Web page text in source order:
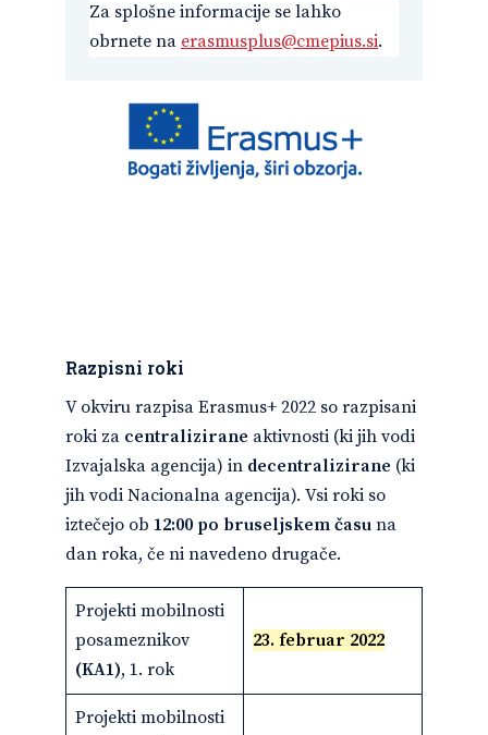
Za splošne informacije se lahko
obrnete na erasmusplus@cmepius.si.
Razpisni roki
V okviru razpisa Erasmus+ 2022 so razpisani
roki za centralizirane aktivnosti (ki jih vodi
Izvajalska agencija) in decentralizirane (ki
jih vodi Nacionalna agencija). Vsi roki so
iztečejo ob 12:00 po bruseljskem času na
dan roka, če ni navedeno drugače.
Projekti mobilnosti
posameznikov
(KA1), 1. rok
23. februar 2022
Projekti mobilnosti